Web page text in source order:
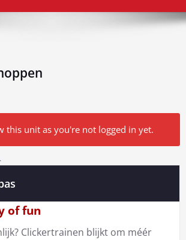
this unit as you're not logged in yet.
of fun
Clickertrainen blijkt om méér